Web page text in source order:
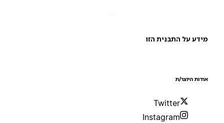
על התבנית הזו
היוצר/ת
Twitter
Instagram